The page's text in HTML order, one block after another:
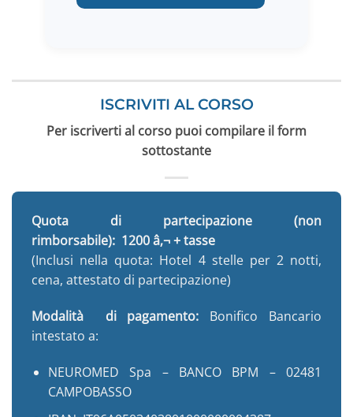
ISCRIVITI AL CORSO
Per iscriverti al corso puoi compilare il form
sottostante
Quota di partecipazione (non
rimborsabile): 1200 â‚¬ + tasse
(Inclusi nella quota: Hotel 4 stelle per 2 notti,
cena, attestato di partecipazione)
Modalità di pagamento: Bonifico Bancario
intestato a:
NEUROMED Spa – BANCO BPM – 02481
CAMPOBASSO